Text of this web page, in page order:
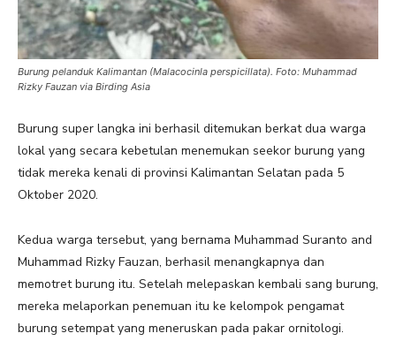
Burung pelanduk Kalimantan (Malacocinla perspicillata). Foto: Muhammad
Rizky Fauzan via Birding Asia
Burung super langka ini berhasil ditemukan berkat dua warga
lokal yang secara kebetulan menemukan seekor burung yang
tidak mereka kenali di provinsi Kalimantan Selatan pada 5
Oktober 2020.
Kedua warga tersebut, yang bernama Muhammad Suranto and
Muhammad Rizky Fauzan, berhasil menangkapnya dan
memotret burung itu. Setelah melepaskan kembali sang burung,
mereka melaporkan penemuan itu ke kelompok pengamat
burung setempat yang meneruskan pada pakar ornitologi.